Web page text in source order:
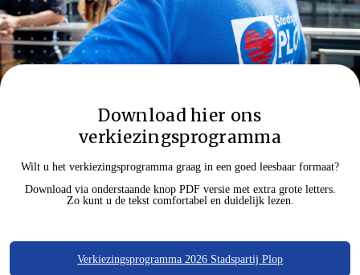
Download hier ons
verkiezingsprogramma
Wilt u het verkiezingsprogramma graag in een goed leesbaar formaat?
Download via onderstaande knop PDF versie met extra grote letters.
Zo kunt u de tekst comfortabel en duidelijk lezen.
Verkiezingsprogramma 2026 Stadspartij Plop